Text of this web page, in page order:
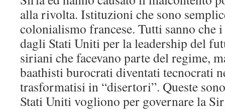
alla rivolta. Istituzioni che sono
colonialismo francese. Tutti sanno che
dagli Stati Uniti per la leadership del
siriani che facevano parte del regime,
baathisti burocrati diventati tecnocrati
trasformatisi in “disertori”. Queste
Stati Uniti vogliono per governare la